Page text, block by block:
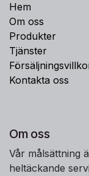
Hem
Om oss
Produkter
Tjänster
Kontakta oss
Om oss
Vår målsättning
heltäckande